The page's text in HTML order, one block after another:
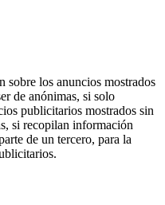
sobre los anuncios mostrados
de anónimas, si solo
publicitarios mostrados sin
si recopilan información
de un tercero, para la